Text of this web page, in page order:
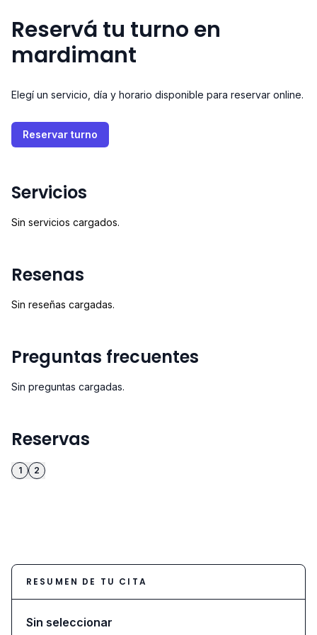
Reservá tu turno en
mardimant
Elegí un servicio, día y horario disponible para reservar online.
Reservar turno
Servicios
Sin servicios cargados.
Resenas
Sin reseñas cargadas.
Preguntas frecuentes
Sin preguntas cargadas.
Reservas
1 2
RESUMEN DE TU CITA
Sin seleccionar